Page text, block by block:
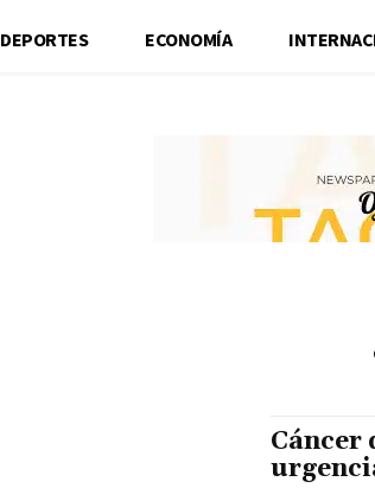
DEPORTES ECONOMÍA
Cáncer